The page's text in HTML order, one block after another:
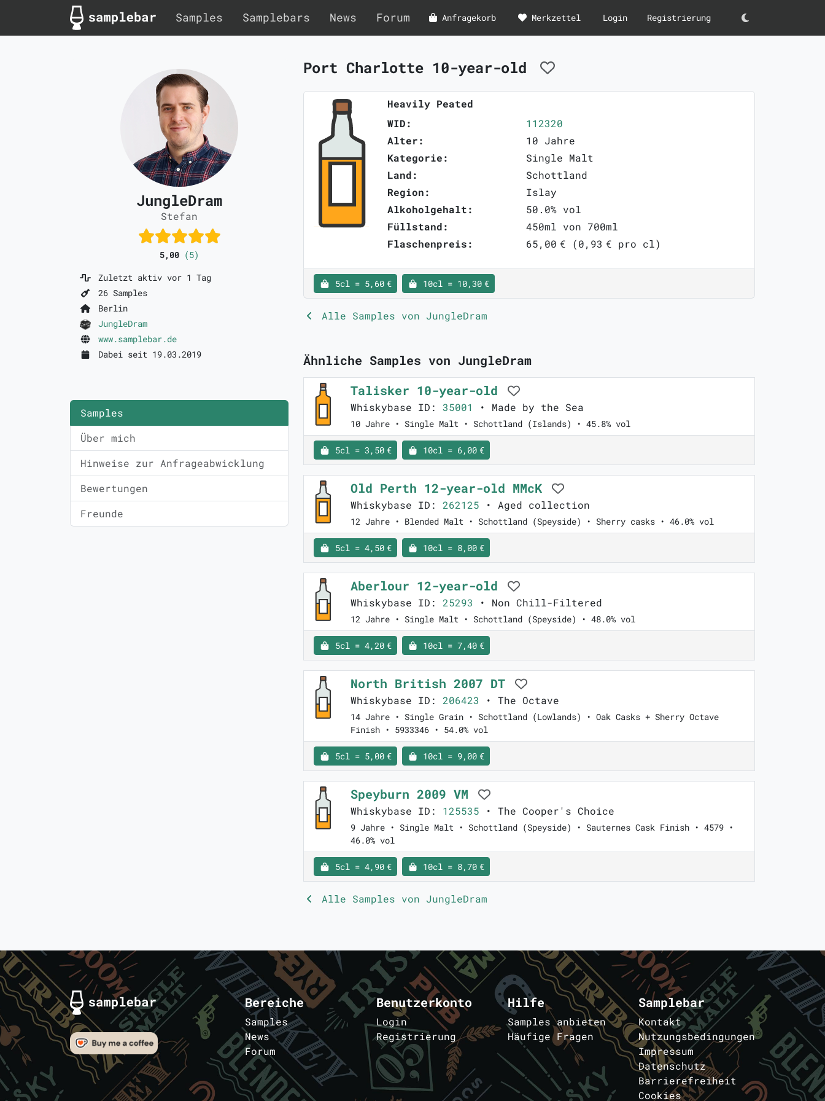
Samples Samplebars News Forum Anfragekorb Merkzettel Login Registrierung Darkmode
JungleDram
Stefan
5,00 (5)
Zuletzt aktiv vor 1 Tag
26 Samples
Berlin
JungleDram
www.samplebar.de
Dabei seit 19.03.2019
Samples
Über mich
Hinweise zur Anfrageabwicklung
Bewertungen
Freunde
Port Charlotte 10-year-old
Heavily Peated
WID:
112320
Alter:
10 Jahre
Kategorie:
Single Malt
Land:
Schottland
Region:
Islay
Alkoholgehalt:
50.0% vol
Füllstand:
450ml von 700ml
Flaschenpreis:
65,00 € (0,93 € pro cl)
5cl = 5,60 € 10cl = 10,30 €
Alle Samples von JungleDram
Ähnliche Samples von JungleDram
Talisker 10-year-old
Whiskybase ID: 35001 • Made by the Sea
10 Jahre • Single Malt • Schottland (Islands) • 45.8% vol
5cl = 3,50 € 10cl = 6,00 €
Old Perth 12-year-old MMcK
Whiskybase ID: 262125 • Aged collection
12 Jahre • Blended Malt • Schottland (Speyside) • Sherry casks • 46.0% vol
5cl = 4,50 € 10cl = 8,00 €
Aberlour 12-year-old
Whiskybase ID: 25293 • Non Chill-Filtered
12 Jahre • Single Malt • Schottland (Speyside) • 48.0% vol
5cl = 4,20 € 10cl = 7,40 €
North British 2007 DT
Whiskybase ID: 206423 • The Octave
14 Jahre • Single Grain • Schottland (Lowlands) • Oak Casks + Sherry Octave
Finish • 5933346 • 54.0% vol
5cl = 5,00 € 10cl = 9,00 €
Speyburn 2009 VM
Whiskybase ID: 125535 • The Cooper's Choice
9 Jahre • Single Malt • Schottland (Speyside) • Sauternes Cask Finish • 4579 •
46.0% vol
5cl = 4,90 € 10cl = 8,70 €
Alle Samples von JungleDram
Bereiche
Samples
News
Forum
Benutzerkonto
Login
Registrierung
Hilfe
Samples anbieten
Häufige Fragen
Samplebar
Kontakt
Nutzungsbedingungen
Impressum
Datenschutz
Barrierefreiheit
Cookies